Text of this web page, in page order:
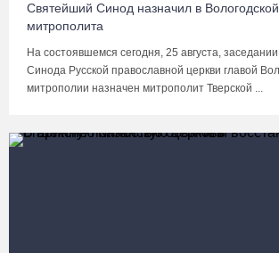
Святейший Синод назначил в
митрополита
На состоявшемся сегодня, 25 августа,
Синода Русской православной церкви главой
митрополии назначен митрополит Тверской ...